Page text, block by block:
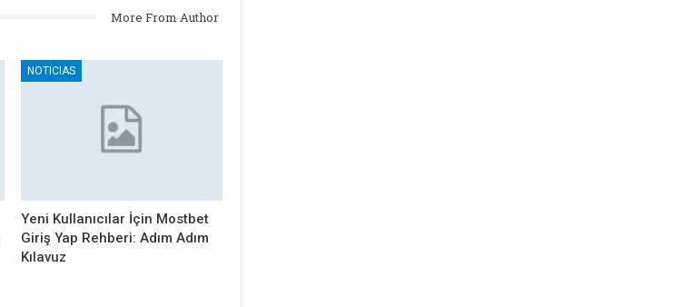
More From Author
NOTICIAS
Yeni Kullanıcılar İçin Mostbet
Giriş Yap Rehberi: Adım Adım
Kılavuz